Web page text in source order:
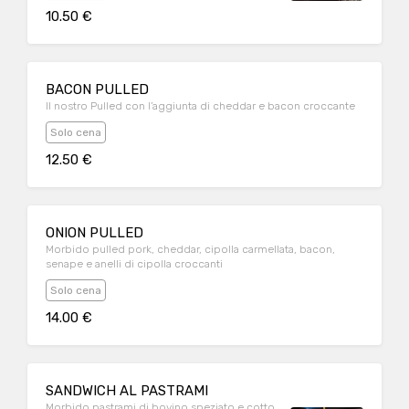
10.50 €
BACON PULLED
Il nostro Pulled con l’aggiunta di cheddar e bacon croccante
Solo cena
12.50 €
ONION PULLED
Morbido pulled pork, cheddar, cipolla carmellata, bacon,
senape e anelli di cipolla croccanti
Solo cena
14.00 €
SANDWICH AL PASTRAMI